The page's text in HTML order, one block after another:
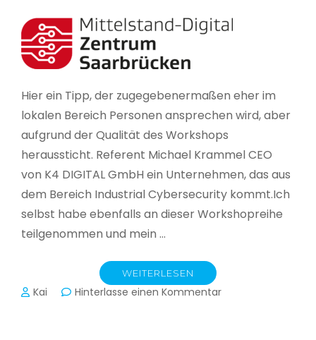
in
Deutschland
Hier ein Tipp, der zugegebenermaßen eher im
lokalen Bereich Personen ansprechen wird, aber
aufgrund der Qualität des Workshops
heraussticht. Referent Michael Krammel CEO
von K4 DIGITAL GmbH ein Unternehmen, das aus
dem Bereich Industrial Cybersecurity kommt.Ich
selbst habe ebenfalls an dieser Workshopreihe
teilgenommen und mein …
WEITERLESEN
Kai Hinterlasse einen Kommentarzu